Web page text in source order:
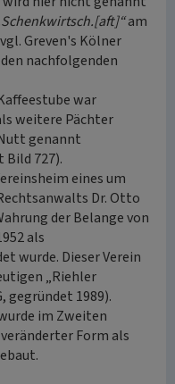
am
Greven's Kölner
den nachfolgenden
war
weitere Pächter
genannt
727).
eines um
Dr. Otto
der Belange von
als
wurde. Dieser Verein
„Riehler
gegründet 1989).
im Zweiten
Form als